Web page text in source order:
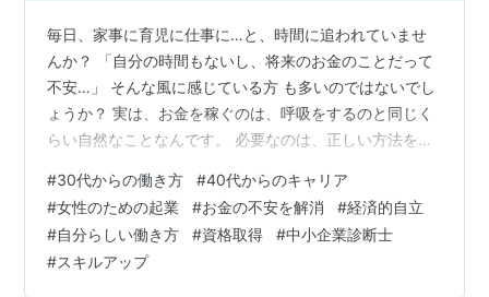
毎日、家事に育児に仕事に…と、時間に追われていませ
んか？ 「自分の時間もないし、将来のお金のことだって
不安…」 そんな風に感じている方 も多いのではないでし
ょうか？ 実は、お金を稼ぐのは、呼吸をするのと同じく
らい自然なことなんです。 必要なのは、正しい方法を知
ャルプランナー FPマネ男です。 僕は、20年以上、様々
なビジネスをサポートしてきた経験から、 特に30代～
40代の女性が、自分らしく輝きながらお金を稼ぐ方法を
お伝えしています。 「え？お金を稼ぐって、そんなに簡
#30代からの働き方 #40代からのキャリア
#女性のための起業 #お金の不安を解消 #経済的自立
#自分らしい働き方 #資格取得 #中小企業診断士
#スキルアップ